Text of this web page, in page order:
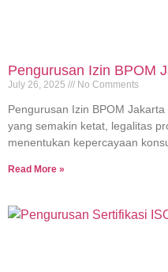
Pengurusan Izin BPOM
July 26, 2025 No Comments
Pengurusan Izin BPOM
yang semakin ketat, legalitas
menentukan kepercayaan
Read More »